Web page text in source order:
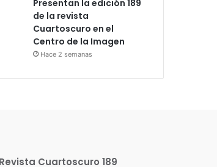
Presentan la edición 189
de la revista
Cuartoscuro en el
Centro de la Imagen
Hace 2 semanas
Revista Cuartoscuro 189